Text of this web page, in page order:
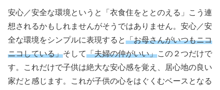
安心／安全な環境というと「衣食住をととのえる」こう連
想されるかもしれませんがそうではありません。安心／安
全な環境をシンプルに表現すると「お母さんがいつもニコ
ニコしている」そして「夫婦の仲がいい」この２つだけで
す。これだけで子供は絶大な安心感を覚え、居心地の良い
家だと感じます。これが子供の心をはぐくむベースとなる